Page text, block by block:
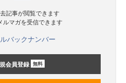
記事が閲覧できます
ルマガを受信できます
バックナンバー
会員登録 無料